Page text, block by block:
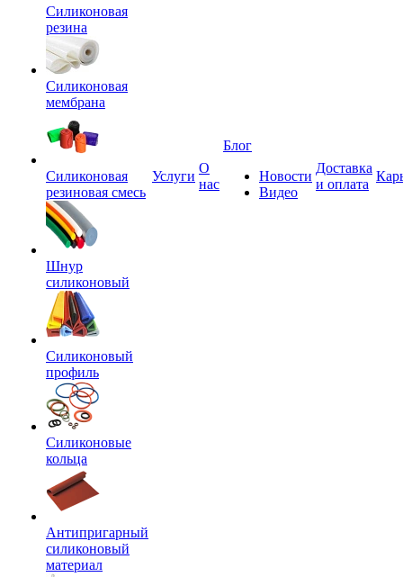
Силиконовая
резина
Силиконовая
мембрана
Силиконовая
резиновая смесь
Шнур
силиконовый
Силиконовый
профиль
Силиконовые
кольца
Антипригарный
силиконовый
материал
Услуги
О
нас
Блог
Новости
Видео
Доставка
и оплата